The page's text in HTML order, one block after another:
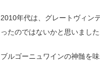
2010年代は、グレートヴィン
ったのではないかと思いました
ブルゴーニュワインの神髄を味